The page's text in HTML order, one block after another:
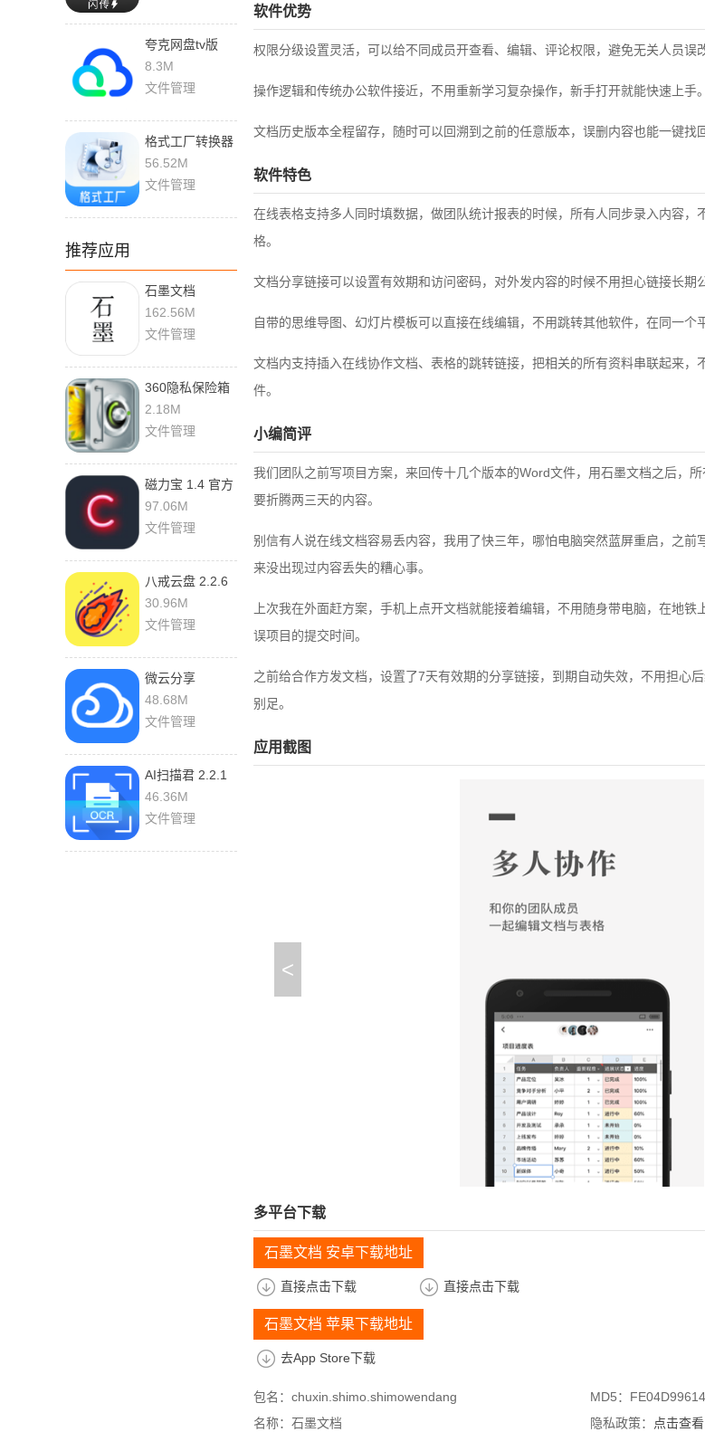
夸克网盘tv版
v2.8.1624 官方
版
8.3M
文件管理
格式工厂转换器
6.9.6 最新版
56.52M
文件管理
推荐应用
石墨文档
3.17.55 最新版
162.56M
文件管理
360隐私保险箱
1.1.0.1013 手机
版
2.18M
文件管理
磁力宝 1.4 官方
版
97.06M
文件管理
八戒云盘 2.2.6
安卓版
30.96M
文件管理
微云分享
6.10.19 最新版
48.68M
文件管理
AI扫描君 2.2.1
最新版
46.36M
文件管理
软件优势
权限分级设置灵活，可以给不同成员开查看、编辑、评论权限，避免无关人员误
操作逻辑和传统办公软件接近，不用重新学习复杂操作，新手打开就能快速上手。
文档历史版本全程留存，随时可以回溯到之前的任意版本，误删内容也能一键找回
软件特色
在线表格支持多人同时填数据，做团队统计报表的时候，所有人同步录入内容，
格。
文档分享链接可以设置有效期和访问密码，对外发内容的时候不用担心链接长期
自带的思维导图、幻灯片模板可以直接在线编辑，不用跳转其他软件，在同一个
文档内支持插入在线协作文档、表格的跳转链接，把相关的所有资料串联起来，
件。
小编简评
我们团队之前写项目方案，来回传十几个版本的Word文件，用石墨文档之后，
要折腾两三天的内容。
别信有人说在线文档容易丢内容，我用了快三年，哪怕电脑突然蓝屏重启，之前
来没出现过内容丢失的糟心事。
上次我在外面赶方案，手机上点开文档就能接着编辑，不用随身带电脑，在地
误项目的提交时间。
之前给合作方发文档，设置了7天有效期的分享链接，到期自动失效，不用担心
别足。
应用截图
<
多平台下载
石墨文档 安卓下载地址
直接点击下载 直接点击下载
石墨文档 苹果下载地址
去App Store下载
包名：chuxin.shimo.shimowendang
MD5：
名称：石墨文档
隐私政策： 点击查看